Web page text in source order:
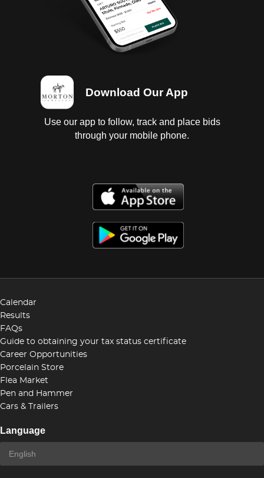
Download Our App
Use our app to follow, track and place bids
through your mobile phone.
Calendar
Results
FAQs
Guide to obtaining your tax status certificate
Career Opportunities
Porcelain Store
Flea Market
Pen and Hammer
Cars & Trailers
Language